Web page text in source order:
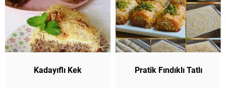
Kadayıflı Kek Pratik Fındıklı Tatlı